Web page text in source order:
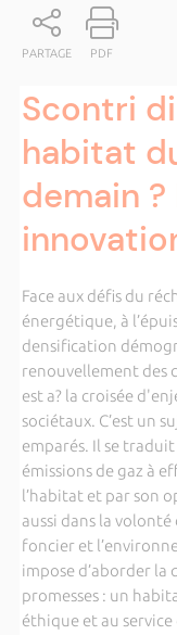
PARTAGE PDF
Scontri
habitat
demain
Face aux défis du
énergétique, à
densification
renouvellement des
est a? la croisée
sociétaux. C’est un
emparés. Il se
émissions de gaz à
l’habitat et par son
aussi dans la volonté
foncier et
impose d’aborder la
promesses : un
éthique et au